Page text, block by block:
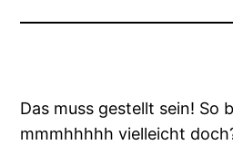
Das muss gestellt sein! So
mmmhhhhh vielleicht